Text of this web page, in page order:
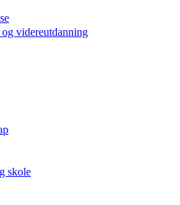
videreutdanning
skole